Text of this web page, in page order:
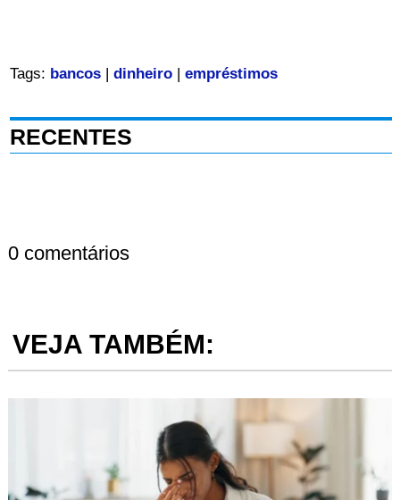
Tags: bancos| dinheiro| empréstimos
RECENTES
0 comentários
VEJA TAMBÉM: